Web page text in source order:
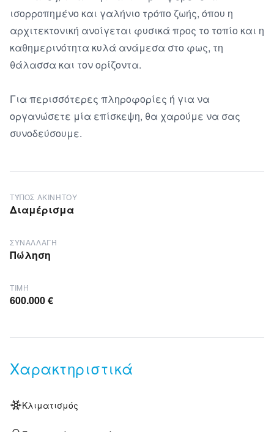
ισορροπημένο και γαλήνιο τρόπο ζωής, όπου η
αρχιτεκτονική ανοίγεται φυσικά προς το τοπίο και η
καθημερινότητα κυλά ανάμεσα στο φως, τη
θάλασσα και τον ορίζοντα.
Για περισσότερες πληροφορίες ή για να
οργανώσετε μία επίσκεψη, θα χαρούμε να σας
συνοδεύσουμε.
ΤΎΠΟΣ ΑΚΙΝΉΤΟΥ
Διαμέρισμα
ΣΥΝΑΛΛΑΓΉ
Πώληση
ΤΙΜΉ
600.000 €
Χαρακτηριστικά
Κλιματισμός